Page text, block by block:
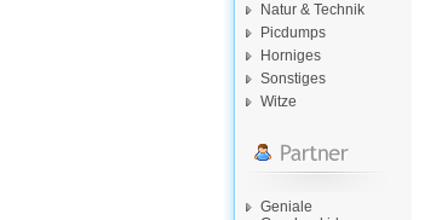
Natur & Technik
Picdumps
Horniges
Sonstiges
Witze
Geniale